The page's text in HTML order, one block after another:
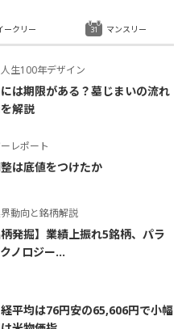
生100年デザイン
には期限がある？墓じまいの流れ
解説
レポート
は底値をつけたか
動向と銘柄解説
柄発掘】業績上振れ5銘柄、パラ
ノロジー...
経平均は76円安の65,606円で小幅
ークリー マンスリー